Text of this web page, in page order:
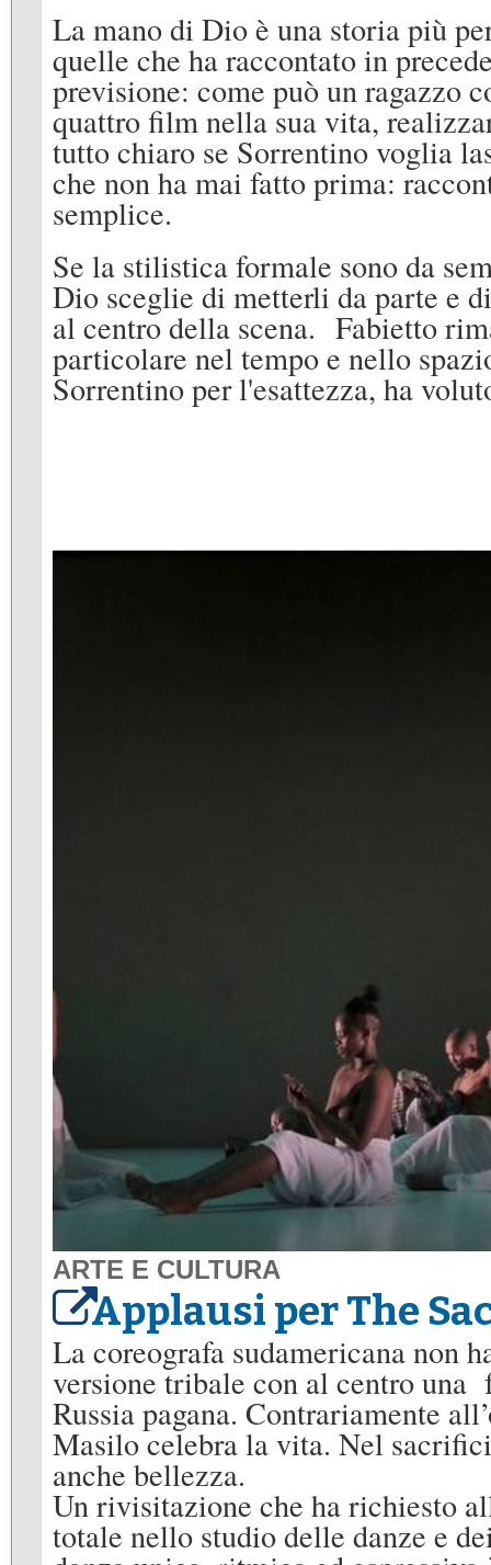
La mano di Dio è una storia più
quelle che ha raccontato in
previsione: come può un ragazzo
quattro film nella sua vita,
tutto chiaro se Sorrentino voglia
che non ha mai fatto prima:
semplice.
Se la stilistica formale sono da
Dio sceglie di metterli da parte e
al centro della scena. Fabietto
particolare nel tempo e nello
Sorrentino per l'esattezza, ha
ARTE E CULTURA
Applausi per The
La coreografa sudamericana non
versione tribale con al centro
Russia pagana. Contrariamente
Masilo celebra la vita. Nel
anche bellezza.
Un rivisitazione che ha richiesto
totale nello studio delle danze e